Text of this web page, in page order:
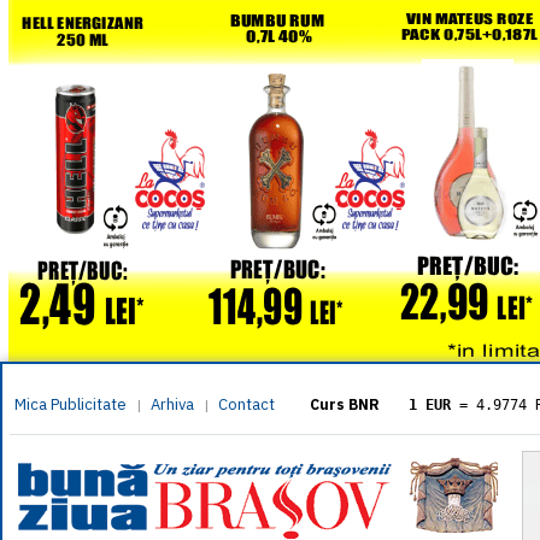
Mica Publicitate | Arhiva | Contact Curs BNR 1 EUR = 4.9774
= 5.8304
1 XAU= 464.4611
1 AED= 1.1933
1 AUD= 2.7957
1 BGN= 2.5449